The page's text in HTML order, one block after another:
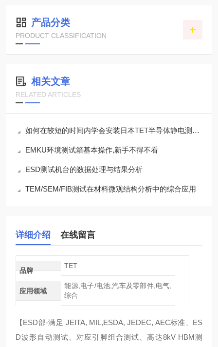
产品分类
PRODUCT CLASSIFICATION
相关文章
RELATED ARTICLES
如何在较短的时间内学会安装日本TET半导体静电测试仪的方法
EMKU环境测试箱基本操作,新手不得不看
ESD测试机台的数据处理与结果分析
TEM/SEM/FIB测试在材料微观结构分析中的综合应用
详细介绍 在线留言
品牌
TET
应用领域
能源,电子/电池,汽车及零部件,电气,
综合
【ESD部-满足 JEITA, MIL,ESDA, JEDEC, AEC标准、ES
D波形自动测试、对应引脚组合测试、高达8kV HBM测